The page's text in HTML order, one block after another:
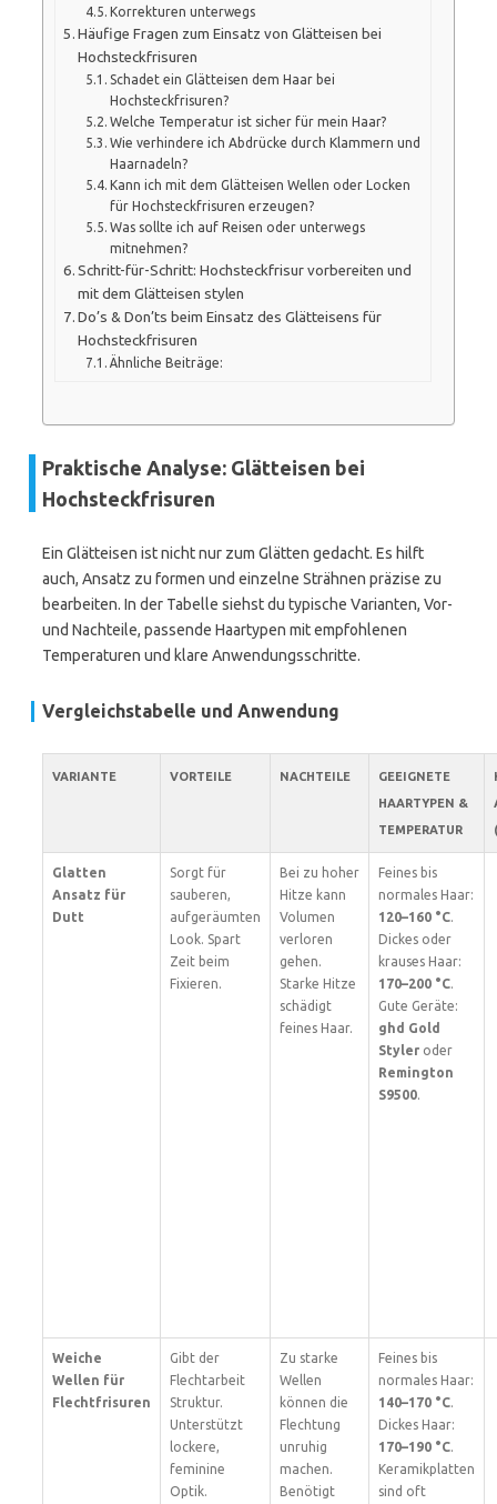
Korrekturen unterwegs
Häufige Fragen zum Einsatz von Glätteisen bei
Hochsteckfrisuren
Schadet ein Glätteisen dem Haar bei
Hochsteckfrisuren?
Welche Temperatur ist sicher für mein Haar?
Wie verhindere ich Abdrücke durch Klammern und
Haarnadeln?
Kann ich mit dem Glätteisen Wellen oder Locken
für Hochsteckfrisuren erzeugen?
Was sollte ich auf Reisen oder unterwegs
mitnehmen?
Schritt-für-Schritt: Hochsteckfrisur vorbereiten und
mit dem Glätteisen stylen
Do’s & Don’ts beim Einsatz des Glätteisens für
Hochsteckfrisuren
Ähnliche Beiträge:
Praktische Analyse: Glätteisen bei
Hochsteckfrisuren
Ein Glätteisen ist nicht nur zum Glätten gedacht. Es hilft
auch, Ansatz zu formen und einzelne Strähnen präzise zu
bearbeiten. In der Tabelle siehst du typische Varianten, Vor-
und Nachteile, passende Haartypen mit empfohlenen
Temperaturen und klare Anwendungsschritte.
Vergleichstabelle und Anwendung
VARIANTE VORTEILE NACHTEILE
GEEIGNETE
HAARTYPEN &
TEMPERATUR
Glatten
Ansatz für
Dutt
Sorgt für
sauberen,
aufgeräumten
Look. Spart
Zeit beim
Fixieren.
Bei zu hoher
Hitze kann
Volumen
verloren
gehen.
Starke Hitze
schädigt
feines Haar.
Feines bis
normales Haar:
120–160 °C.
Dickes oder
krauses Haar:
170–200 °C.
Gute Geräte:
ghd Gold
Styler oder
Remington
S9500.
Weiche
Wellen für
Flechtfrisuren
Gibt der
Flechtarbeit
Struktur.
Unterstützt
lockere,
feminine
Optik.
Zu starke
Wellen
können die
Flechtung
unruhig
machen.
Benötigt
Feines bis
normales Haar:
140–170 °C.
Dickes Haar:
170–190 °C.
Keramikplatten
sind oft